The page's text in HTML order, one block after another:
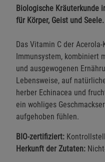
Biologische Kräuterkunde
für Körper, Geist und Seele.
Das Vitamin C der
Immunsystem, kombiniert
und ausgewogenen
Lebensweise, auf
herber Echinacea und
ein wohliges
aufgehoben fühlen.
BIO-zertifiziert:
Herkunft der Zutaten: